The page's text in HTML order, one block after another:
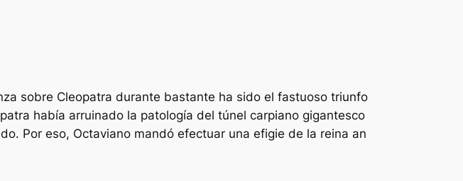
sobre Cleopatra durante bastante ha sido el fastuoso triunfo
había arruinado la patologí­a del túnel carpiano gigantesco
Por eso, Octaviano mandó efectuar una efigie de la reina an